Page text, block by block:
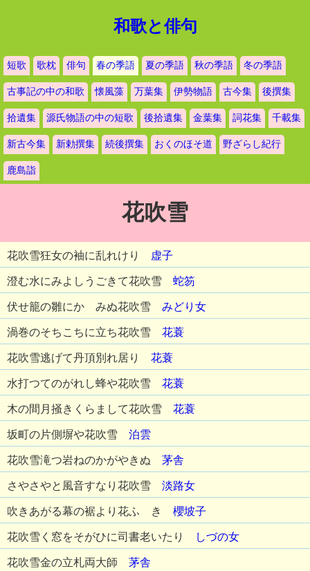
和歌と俳句
短歌 歌枕 俳句 春の季語 夏の季語 秋の季語 冬の季語
古事記の中の和歌 懐風藻 万葉集 伊勢物語 古今集 後撰集
拾遺集 源氏物語の中の短歌 後拾遺集 金葉集 詞花集 千載集
新古今集 新勅撰集 続後撰集 おくのほそ道 野ざらし紀行
鹿島詣
花吹雪
花吹雪狂女の袖に乱れけり 虚子
澄む水にみよしうごきて花吹雪 蛇笏
伏せ籠の雛にかゞみぬ花吹雪 みどり女
渦巻のそちこちに立ち花吹雪 花蓑
花吹雪逃げて丹頂別れ居り 花蓑
水打つてのがれし蜂や花吹雪 花蓑
木の間月掻きくらまして花吹雪 花蓑
坂町の片側塀や花吹雪 泊雲
花吹雪滝つ岩ねのかがやきぬ 茅舎
さやさやと風音すなり花吹雪 淡路女
吹きあがる幕の裾より花ふゞき 櫻坡子
花吹雪く窓をそがひに司書老いたり しづの女
花吹雪金の立札両大師 茅舎